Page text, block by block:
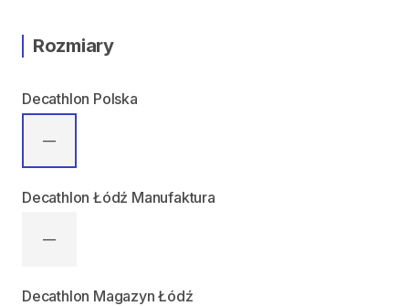
Rozmiary
Decathlon Polska
—
Decathlon Łódź Manufaktura
—
Decathlon Magazyn Łódź